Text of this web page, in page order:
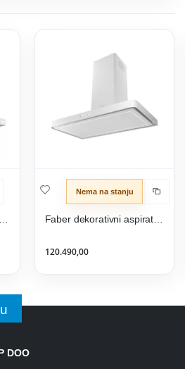
Bosch aspirator T-oblika DWB95CC30
Nema na stanju
Faber dekorativni aspirator T-LIGHT EV8+ WH MATT A90
120.490,00
DOO